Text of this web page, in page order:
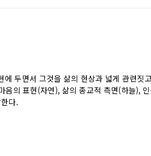
에 두면서 그것을 삶의 현상과 넓게 관련짓
의 표현(자연), 삶의 종교적 측면(하늘),
다.